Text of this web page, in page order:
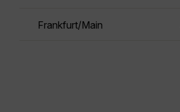
Frankfurt/Main